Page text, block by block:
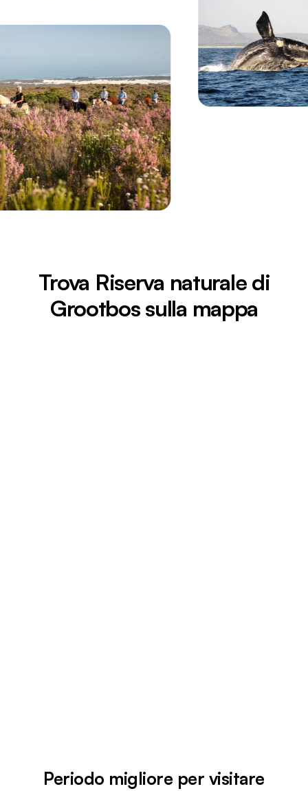
Trova Riserva naturale di
Grootbos sulla mappa
Periodo migliore per visitare